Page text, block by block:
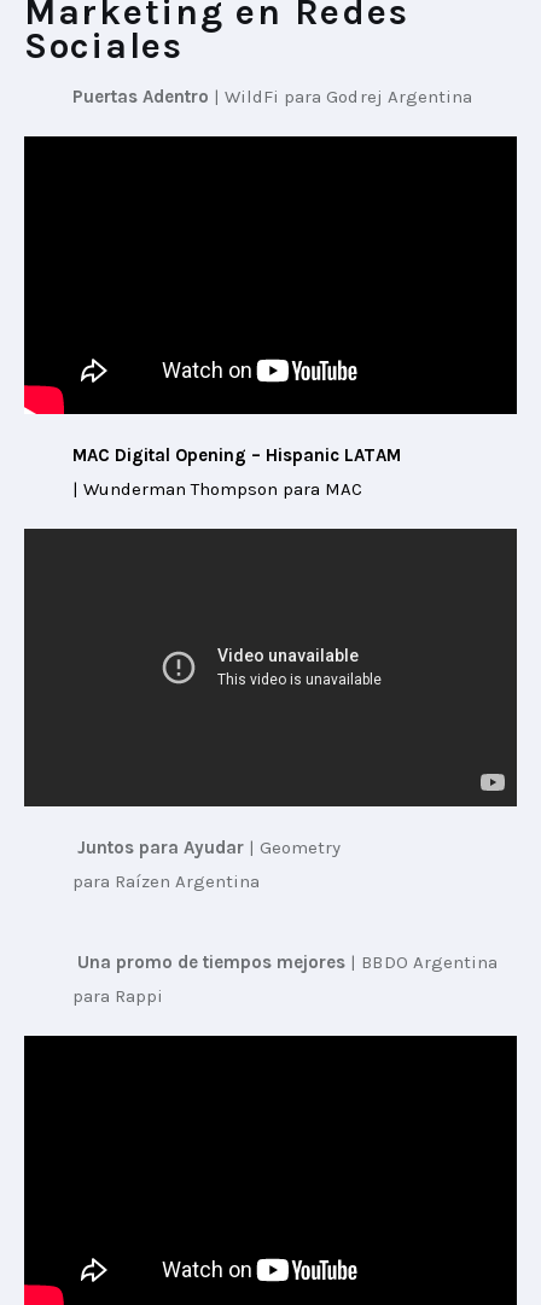
Marketing en Redes
Sociales
Puertas Adentro | WildFi para Godrej Argentina
MAC Digital Opening – Hispanic LATAM
| Wunderman Thompson para MAC
Juntos para Ayudar | Geometry
para Raízen Argentina
Una promo de tiempos mejores | BBDO Argentina
para Rappi